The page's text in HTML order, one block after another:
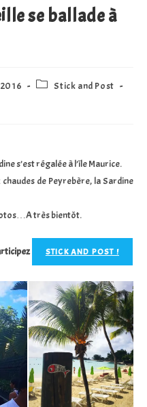
se ballade à
PostStick and Post
s’est régalée à l’île Maurice.
de Peyrebère, la Sardine
très bientôt.
STICK AND POST !